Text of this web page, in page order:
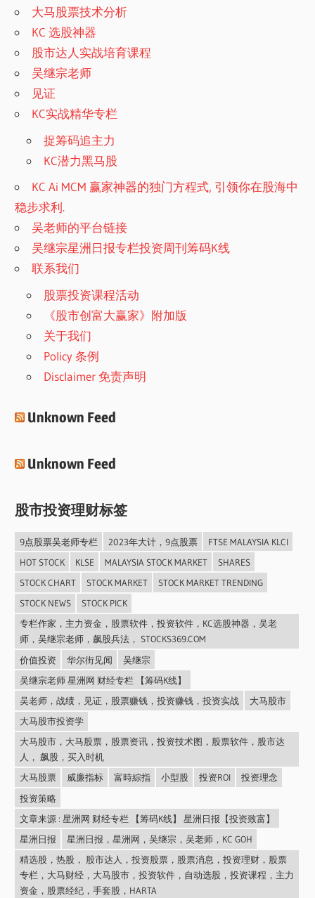
大马股票技术分析
KC 选股神器
股市达人实战培育课程
吴继宗老师
见证
KC实战精华专栏
捉筹码追主力
KC潜力黑马股
KC Ai MCM 赢家神器的独门方程式, 引领你在股海中
稳步求利.
吴老师的平台链接
吴继宗星洲日报专栏投资周刊筹码K线
联系我们
股票投资课程活动
《股市创富大赢家》附加版
关于我们
Policy 条例
Disclaimer 免责声明
Unknown Feed
Unknown Feed
股市投资理财标签
9点股票吴老师专栏 2023年大计，9点股票
FTSE MALAYSIA KLCI
HOT STOCK
KLSE MALAYSIA STOCK MARKET
SHARES
STOCK CHART
STOCK MARKET
STOCK MARKET TRENDING
STOCK NEWS
STOCK PICK
专栏作家，主力资金，股票软件，投资软件，KC选股神器，吴老
师，吴继宗老师，飙股兵法， STOCKS369.COM
价值投资
华尔街见闻
吴继宗
吴继宗老师 星洲网 财经专栏 【筹码K线】
吴老师，战绩，见证，股票赚钱，投资赚钱，投资实战
大马股市
大马股市投资学
大马股市，大马股票，股票资讯，投资技术图，股票软件，股市达
人， 飙股，买入时机
大马股票
威廉指标 富時綜指 小型股 投资ROI
投资理念
投资策略
文章来源 : 星洲网 财经专栏 【筹码K线】 星洲日报【投资致富】
星洲日报
星洲日报，星洲网，吴继宗，吴老师，KC GOH
精选股，热股， 股市达人，投资股票，股票消息，投资理财，股票
专栏，大马财经，大马股市，投资软件，自动选股，投资课程，主力
资金，股票经纪，手套股，HARTA